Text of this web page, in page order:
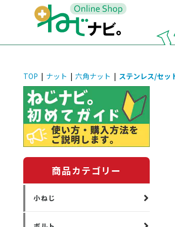
TOP | ナット | 六角ナット | ステンレス/セッ
商品カテゴリー
小ねじ